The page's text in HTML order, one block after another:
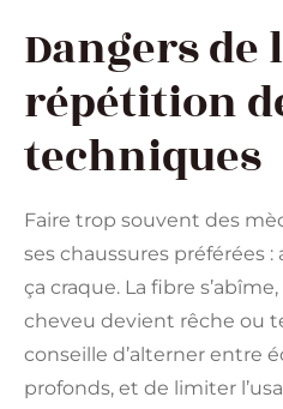
Dangers de
répétition
techniques
Faire trop souvent des
ses chaussures préférées
ça craque. La fibre
cheveu devient rêche ou
conseille d’alterner entre
profonds, et de limiter